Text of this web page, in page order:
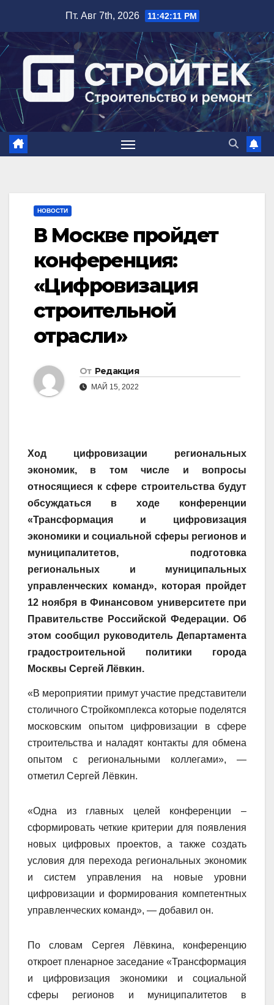
содержимому
Пт. Авг 7th, 2026 11:42:12 PM
НОВОСТИ
В Москве пройдет
конференция:
«Цифровизация
строительной
отрасли»
От Редакция
МАЙ 15, 2022
Ход цифровизации региональных
экономик, в том числе и вопросы
относящиеся к сфере строительства будут
обсуждаться в ходе конференции
«Трансформация и цифровизация
экономики и социальной сферы регионов и
муниципалитетов, подготовка
региональных и муниципальных
управленческих команд», которая пройдет
12 ноября в Финансовом университете при
Правительстве Российской Федерации. Об
этом сообщил руководитель Департамента
градостроительной политики города
Москвы Сергей Лёвкин.
«В мероприятии примут участие представители
столичного Стройкомплекса которые поделятся
московским опытом цифровизации в сфере
строительства и наладят контакты для обмена
опытом с региональными коллегами», —
отметил Сергей Лёвкин.
«Одна из главных целей конференции –
сформировать четкие критерии для появления
новых цифровых проектов, а также создать
условия для перехода региональных экономик
и систем управления на новые уровни
цифровизации и формирования компетентных
управленческих команд», — добавил он.
По словам Сергея Лёвкина, конференцию
откроет пленарное заседание «Трансформация
и цифровизация экономики и социальной
сферы регионов и муниципалитетов в